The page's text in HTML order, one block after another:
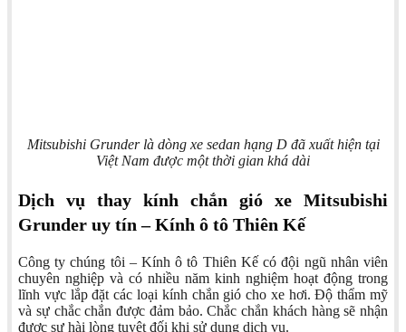
Mitsubishi Grunder là dòng xe sedan hạng D đã xuất hiện tại
Việt Nam được một thời gian khá dài
Dịch vụ thay kính chắn gió xe Mitsubishi
Grunder uy tín – Kính ô tô Thiên Kế
Công ty chúng tôi – Kính ô tô Thiên Kế có đội ngũ nhân viên
chuyên nghiệp và có nhiều năm kinh nghiệm hoạt động trong
lĩnh vực lắp đặt các loại kính chắn gió cho xe hơi. Độ thẩm mỹ
và sự chắc chắn được đảm bảo. Chắc chắn khách hàng sẽ nhận
được sự hài lòng tuyệt đối khi sử dụng dịch vụ.